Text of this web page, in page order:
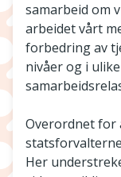
samarbeid om
arbeidet vårt
forbedring av
nivåer og i
Overordnet for
Her